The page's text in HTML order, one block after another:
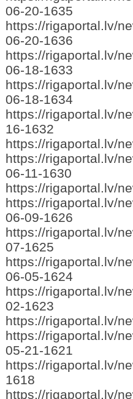
06-20-1635
https://rigaportal.lv/
06-20-1636
https://rigaportal.lv/
06-18-1633
https://rigaportal.lv/
06-18-1634
https://rigaportal.lv/
16-1632
https://rigaportal.lv/
https://rigaportal.lv/
06-11-1630
https://rigaportal.lv/
https://rigaportal.lv/
06-09-1626
https://rigaportal.lv/
07-1625
https://rigaportal.lv/
06-05-1624
https://rigaportal.lv/
02-1623
https://rigaportal.lv/
https://rigaportal.lv/
05-21-1621
https://rigaportal.lv/
1618
https://rigaportal.lv/